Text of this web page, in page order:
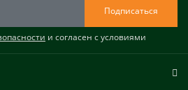
Подписаться
и согласен с условиями